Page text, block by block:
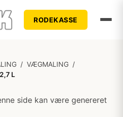
RODEKASSE
/ VÆGMALING /
L
side kan være genereret